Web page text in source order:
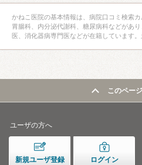
かねこ医院の基本情報は、病院口コミ検索
胃腸科、内分泌代謝科、糖尿病科などがあ
医、消化器病専門医などが在籍しています。
このペー
ユーザの方へ
新規ユーザ登録 ログイン